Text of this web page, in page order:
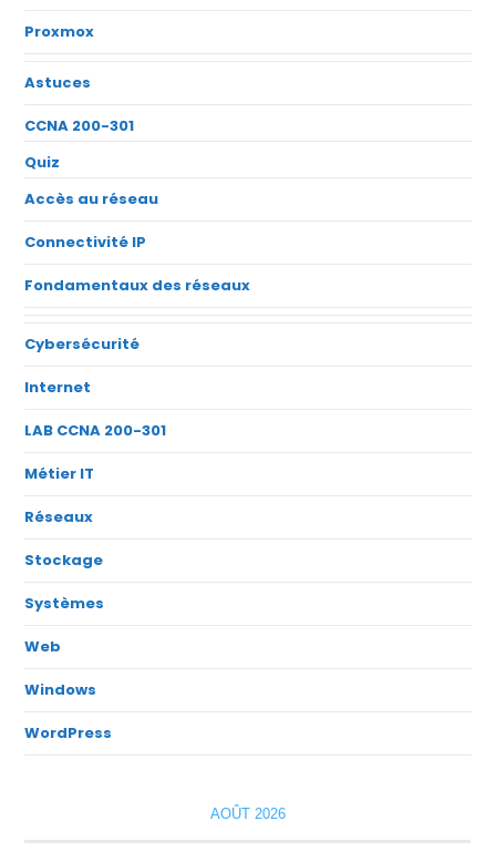
Proxmox
Astuces
CCNA 200-301
Quiz
Accès au réseau
Connectivité IP
Fondamentaux des réseaux
Cybersécurité
Internet
LAB CCNA 200-301
Métier IT
Réseaux
Stockage
Systèmes
Web
Windows
WordPress
AOÛT 2026